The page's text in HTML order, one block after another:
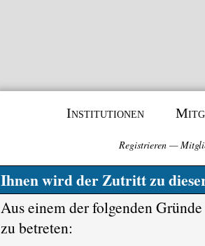
Institutionen
Registrieren—
Ihnen wird der Zutritt zu
Aus einem der folgenden
zu betreten: